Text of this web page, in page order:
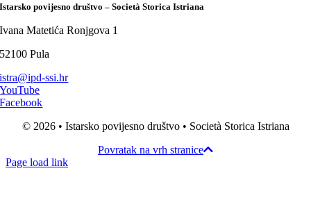
Istarsko povijesno društvo – Società Storica Istriana
Ivana Matetića Ronjgova 1
52100 Pula
istra@ipd-ssi.hr
YouTube
Facebook
© 2026 • Istarsko povijesno društvo • Società Storica Istriana
Povratak na vrh stranice
Page load link